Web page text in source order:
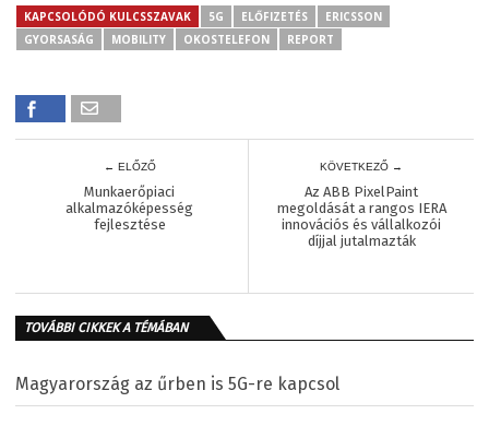
KAPCSOLÓDÓ KULCSSZAVAK 5G ELŐFIZETÉS
ERICSSON
GYORSASÁG
MOBILITY OKOSTELEFON REPORT
← ELŐZŐ
Munkaerőpiaci
alkalmazóképesség
fejlesztése
KÖVETKEZŐ →
Az ABB PixelPaint
megoldását a rangos IERA
innovációs és vállalkozói
díjjal jutalmazták
TOVÁBBI CIKKEK A TÉMÁBAN
Magyarország az űrben is 5G-re kapcsol